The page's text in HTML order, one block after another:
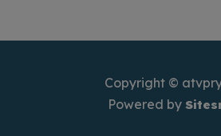
Copyright ©
Powered by